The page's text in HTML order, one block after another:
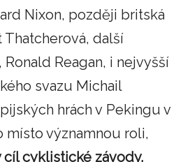
Nixon, později britská
další
Reagan, i nejvyšší
svazu Michail
hrách v Pekingu v
místo významnou roli,
cyklistické závody.